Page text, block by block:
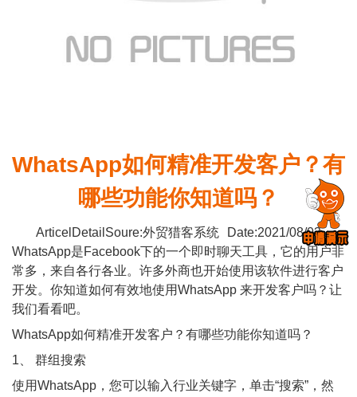
WhatsApp如何精准开发客户？有
哪些功能你知道吗？
ArticelDetailSoure:外贸猎客系统
Date:2021/08/03
WhatsApp是Facebook下的一个即时聊天工具，它的用户非
常多，来自各行各业。许多外商也开始使用该软件进行客户
开发。你知道如何有效地使用WhatsApp 来开发客户吗？让
我们看看吧。
WhatsApp如何精准开发客户？有哪些功能你知道吗？
1、 群组搜索
使用WhatsApp，您可以输入行业关键字，单击“搜索”，然